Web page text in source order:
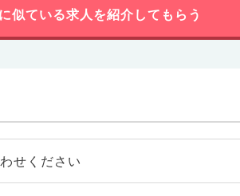
似ている求人を紹介してもらう
せください